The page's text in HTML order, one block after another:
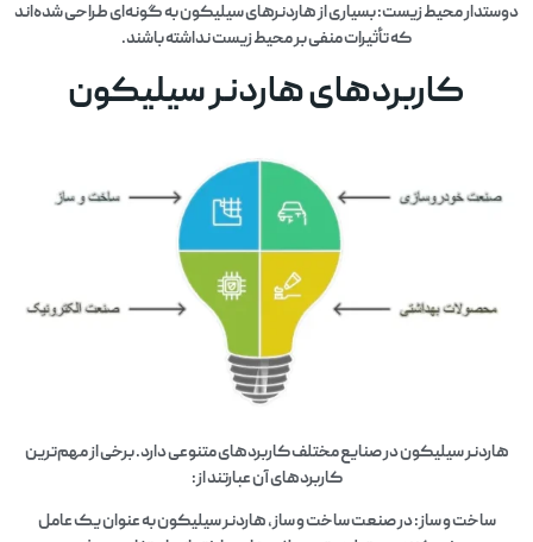
دوستدار محیط زیست: بسیاری از هاردنرهای سیلیکون به گونه‌ای طراحی شده‌اند
که تأثیرات منفی بر محیط زیست نداشته باشند.
کاربردهای هاردنر سیلیکون
هاردنر سیلیکون در صنایع مختلف کاربردهای متنوعی دارد. برخی از مهم‌ترین
کاربردهای آن عبارتند از:
ساخت و ساز: در صنعت ساخت و ساز، هاردنر سیلیکون به عنوان یک عامل